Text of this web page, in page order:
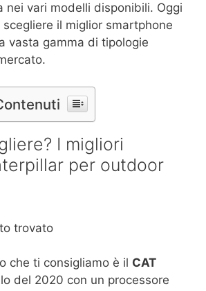
nei vari modelli disponibili. Oggi
il miglior smartphone
vasta gamma di tipologie
I migliori
per outdoor
trovato
che ti consigliamo è il CAT
del 2020 con un processore